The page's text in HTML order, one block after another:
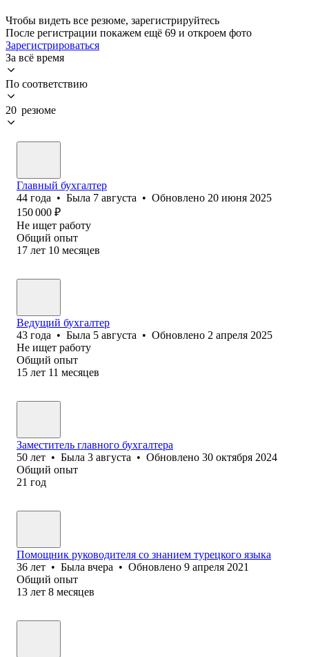
Чтобы видеть все резюме, зарегистрируйтесь
После регистрации покажем ещё 69 и откроем фото
Зарегистрироваться
За всё время
По соответствию
20 резюме
Главный бухгалтер
44 года • Была 7 августа • Обновлено 20 июня 2025
150 000 ₽
Не ищет работу
Общий опыт
17 лет 10 месяцев
Ведущий бухгалтер
43 года • Была 5 августа • Обновлено 2 апреля 2025
Не ищет работу
Общий опыт
15 лет 11 месяцев
Заместитель главного бухгалтера
50 лет • Была 3 августа • Обновлено 30 октября 2024
Общий опыт
21 год
Помощник руководителя со знанием турецкого языка
36 лет • Была вчера • Обновлено 9 апреля 2021
Общий опыт
13 лет 8 месяцев